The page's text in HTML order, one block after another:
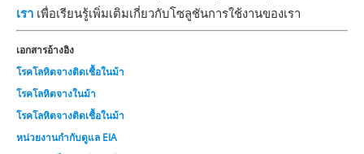
เรา เพื่อเรียนรู้เพิ่มเติมเกี่ยวกับโซลูชันการใช้งานของเรา
เอกสารอ้างอิง
โรคโลหิตจางติดเชื้อในม้า
โรคโลหิตจางในม้า
โรคโลหิตจางติดเชื้อในม้า
หน่วยงานกำกับดูแล EIA